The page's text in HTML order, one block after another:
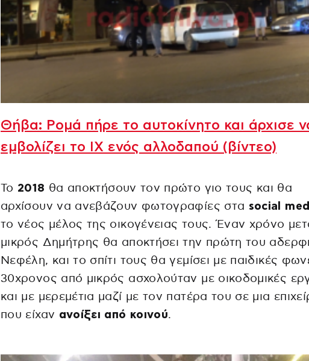
Θήβα: Ρομά πήρε το αυτοκίνητο και άρχισε
εμβολίζει το ΙΧ ενός αλλοδαπού (βίντεο)
Το 2018 θα αποκτήσουν τον πρώτο γιο τους και θα
αρχίσουν να ανεβάζουν φωτογραφίες στα social
το νέος μέλος της οικογένειας τους. Έναν χρόνο
μικρός Δημήτρης θα αποκτήσει την πρώτη του
Νεφέλη, και το σπίτι τους θα γεμίσει με παιδικές
30χρονος από μικρός ασχολούταν με οικοδομικές
και με μερεμέτια μαζί με τον πατέρα του σε μια
που είχαν ανοίξει από κοινού.